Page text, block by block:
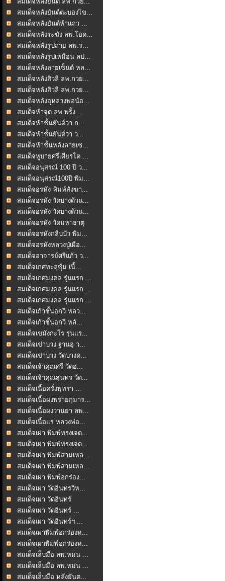
สมเด็จหลังยันต์ตะบองไข...
สมเด็จหลังยันต์ห้าแถว ...
สมเด็จหลังระฆัง ลพ.โอด...
สมเด็จหลังรูปถ่าย ลพ.ร...
สมเด็จหลังรูปเหมือน ลป...
สมเด็จหลังลายเซ็นต์ หล...
สมเด็จหลังสิวลี ลพ.กวย...
สมเด็จหลังสิวลี ลพ.กวย...
สมเด็จหลังอุหลวงพ่อน้อ...
สมเด็จห้าจุด ลพ.พริ้ง ...
สมเด็จห้าชั้นยันต์วา ก...
สมเด็จห้าชั้นยันต์วา ว...
สมเด็จห้าชั้นหลังลายเซ...
สมเด็จหูบายศรีเศียรโต ...
สมเด็จอนุสรณ์ 100 ปี ว...
สมเด็จอนุสรณ์100ปี พิม...
สมเด็จอรหัง พิมพ์สังฆา...
สมเด็จอรหัง วัดบางด้วน...
สมเด็จอรหัง วัดบางด้วน...
สมเด็จอรหัง วัดมหาธาตุ
สมเด็จอรหังกลีบบัว พิม...
สมเด็จอรหังหลวงปู่เผือ...
สมเด็จอาจารย์ศรีแก้ว ว...
สมเด็จเกศทะลุซุ้ม เนื้...
สมเด็จเกศมงคล รุ่นแรก ...
สมเด็จเกศมงคล รุ่นแรก ...
สมเด็จเกศมงคล รุ่นแรก ...
สมเด็จเก้าชั้นอกวี หลว...
สมเด็จเก้าชั้นอกวี หลั...
สมเด็จเขมังกะโร รุ่นแร...
สมเด็จเข่าบ่วง ฐานอุ ว...
สมเด็จเข่าบ่วง วัดบางด...
สมเด็จเจ้าคุณศรี วัดอ่...
สมเด็จเจ้าคุณสุนทร วัด...
สมเด็จเนื้อครั่งพุทรา ...
สมเด็จเนื้อผงพรายกุมาร...
สมเด็จเนื้อผงว่านยา ลพ...
สมเด็จเนื้อแร่ หลวงพ่อ...
สมเด็จเผ่า พิมพ์ทรงเจด...
สมเด็จเผ่า พิมพ์ทรงเจด...
สมเด็จเผ่า พิมพ์สามเหล...
สมเด็จเผ่า พิมพ์สามเหล...
สมเด็จเผ่า พิมพ์อกร่อง...
สมเด็จเผ่า วัดอินทรวิห...
สมเด็จเผ่า วัดอินทร์
สมเด็จเผ่า วัดอินทร์ ...
สมเด็จเผ่า วัดอินทร์ฯ ...
สมเด็จเผ่าพิมพ์อกร่องห...
สมเด็จเผ่าพิมพ์อกร่องห...
สมเด็จเล็บมือ ลพ.หม่น ...
สมเด็จเล็บมือ ลพ.หม่น ...
สมเด็จเล็บมือ หลังยันต...